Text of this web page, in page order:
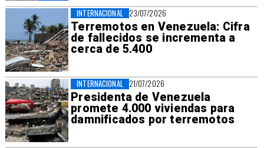
23/07/2026
Terremotos en Venezuela: Cifra
de fallecidos se incrementa a
cerca de 5.400
INTERNACIONAL
21/07/2026
Presidenta de Venezuela
promete 4.000 viviendas para
damnificados por terremotos
INTERNACIONAL